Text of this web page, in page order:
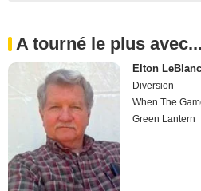
A tourné le plus avec...
Elton LeBlanc
Diversion
When The
Green Lantern